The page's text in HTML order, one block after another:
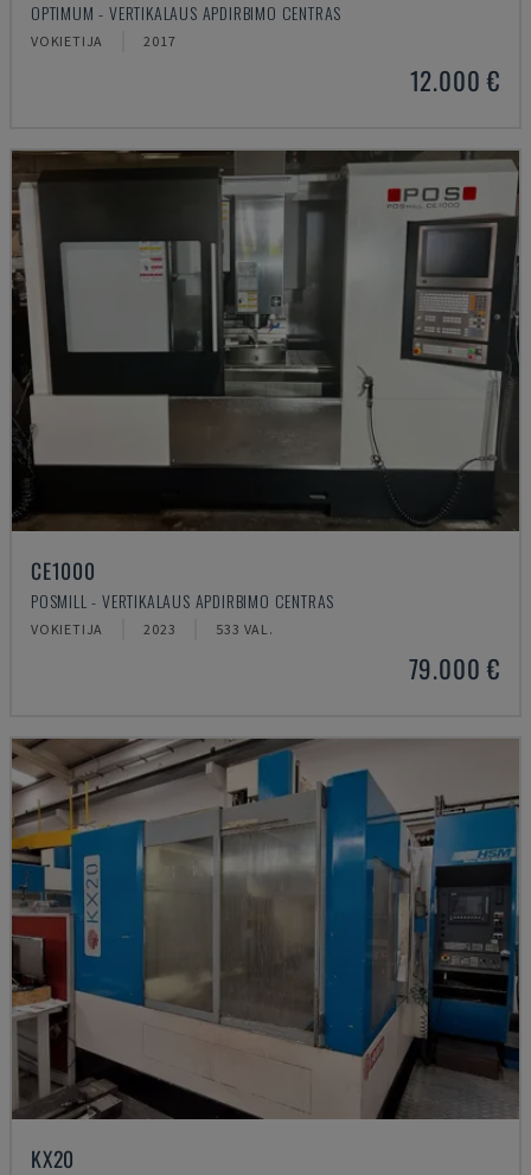
OPTIMUM - VERTIKALAUS APDIRBIMO CENTRAS
VOKIETIJA 2017
12.000 €
CE1000
POSMILL - VERTIKALAUS APDIRBIMO CENTRAS
VOKIETIJA 2023 533 VAL.
79.000 €
KX20